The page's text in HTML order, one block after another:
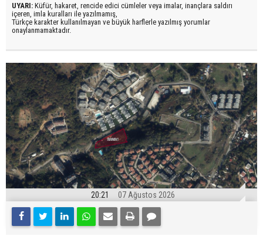
UYARI: Küfür, hakaret, rencide edici cümleler veya imalar, inançlara saldırı
içeren, imla kuralları ile yazılmamış,
Türkçe karakter kullanılmayan ve büyük harflerle yazılmış yorumlar
onaylanmamaktadır.
20:21 07 Ağustos 2026